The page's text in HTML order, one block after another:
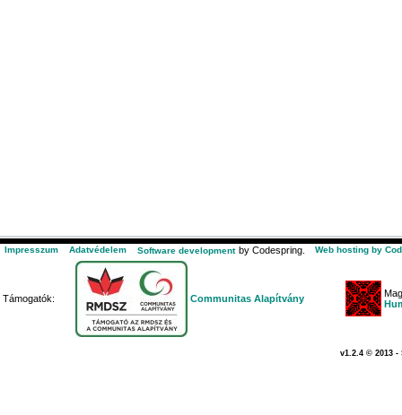
Impresszum Adatvédelem Software development by Codespring. Web hosting by
Támogatók: Communitas Alapítvány
v1.2.4 © 2013